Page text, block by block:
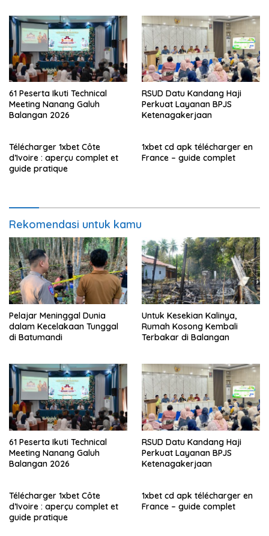
61 Peserta Ikuti Technical
Meeting Nanang Galuh
Balangan 2026
RSUD Datu Kandang Haji
Perkuat Layanan BPJS
Ketenagakerjaan
Télécharger 1xbet Côte
d’Ivoire : aperçu complet et
guide pratique
1xbet cd apk télécharger en
France – guide complet
Rekomendasi untuk kamu
Pelajar Meninggal Dunia
dalam Kecelakaan Tunggal
di Batumandi
Untuk Kesekian Kalinya,
Rumah Kosong Kembali
Terbakar di Balangan
61 Peserta Ikuti Technical
Meeting Nanang Galuh
Balangan 2026
RSUD Datu Kandang Haji
Perkuat Layanan BPJS
Ketenagakerjaan
Télécharger 1xbet Côte
d’Ivoire : aperçu complet et
guide pratique
1xbet cd apk télécharger en
France – guide complet